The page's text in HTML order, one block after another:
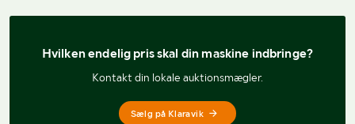
Hvilken endelig pris skal din maskine indbringe?
Kontakt din lokale auktionsmægler.
Sælg på Klaravik